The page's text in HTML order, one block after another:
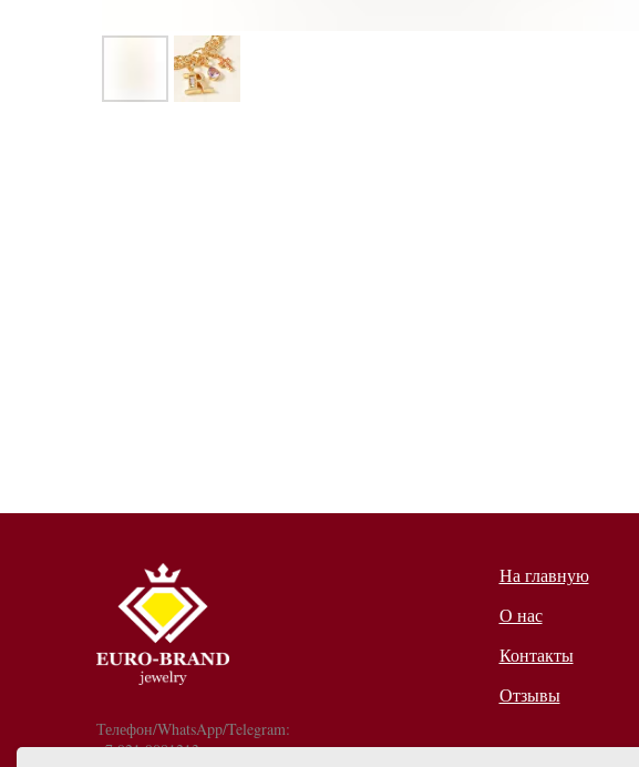
Телефон/WhatsApp/Telegram:
+7 921 9081213
На главную
О нас
Контакты
Отзывы